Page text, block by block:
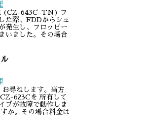
(CZ-643C-TN) フ
た際、FDDからシュ
発生し、フロッピー
いました。その場合
お尋ねします。当方
623Cを 所有して
ブが故障で動作しま
か。その場合料金は